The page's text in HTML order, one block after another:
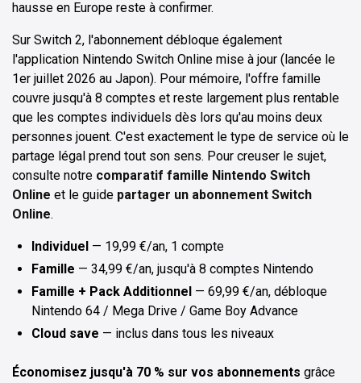
hausse en Europe reste à confirmer.
Sur Switch 2, l'abonnement débloque également
l'application Nintendo Switch Online mise à jour (lancée le
1er juillet 2026 au Japon). Pour mémoire, l'offre famille
couvre jusqu'à 8 comptes et reste largement plus rentable
que les comptes individuels dès lors qu'au moins deux
personnes jouent. C'est exactement le type de service où le
partage légal prend tout son sens. Pour creuser le sujet,
consulte notre comparatif famille Nintendo Switch
Online et le guide partager un abonnement Switch
Online.
Individuel — 19,99 €/an, 1 compte
Famille — 34,99 €/an, jusqu'à 8 comptes Nintendo
Famille + Pack Additionnel — 69,99 €/an, débloque
Nintendo 64 / Mega Drive / Game Boy Advance
Cloud save — inclus dans tous les niveaux
Économisez jusqu'à 70 % sur vos abonnements grâce